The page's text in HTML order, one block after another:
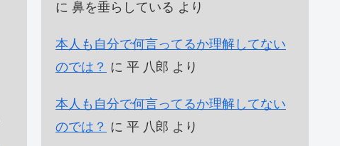
に 鼻を垂らしている より
本人も自分で何言ってるか理解してない
のでは？ に 平 八郎 より
本人も自分で何言ってるか理解してない
のでは？ に 平 八郎 より